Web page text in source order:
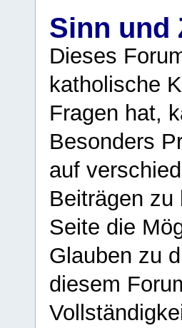
Sinn und
Dieses
katholische
Fragen hat,
Besonders
auf
Beiträgen zu
Seite die
Glauben zu
diesem